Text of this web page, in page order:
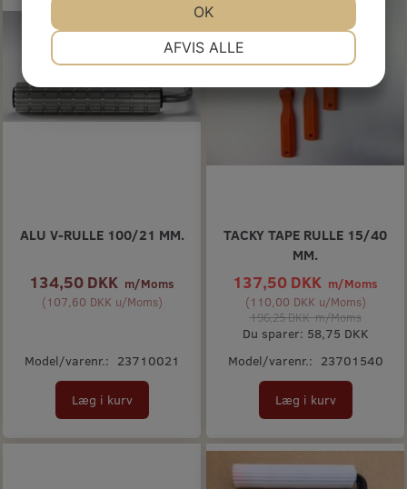
ALU V-RULLE 100/21 MM.
134,50 DKK m/Moms
(107,60 DKK u/Moms)
Model/varenr.: 23710021
Læg i kurv
TACKY TAPE RULLE 15/40
MM.
137,50 DKK m/Moms
(110,00 DKK u/Moms)
196,25 DKKm/Moms
Du sparer: 58,75 DKK
Model/varenr.: 23701540
Læg i kurv
MARKETING STATISTIK
AFVIS ALLE
OK